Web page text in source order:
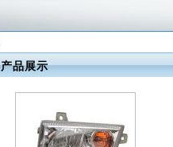
产品展示